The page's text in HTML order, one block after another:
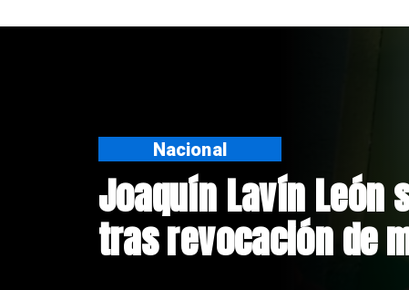
Chile y Venezuela
de relaciones
Nacional